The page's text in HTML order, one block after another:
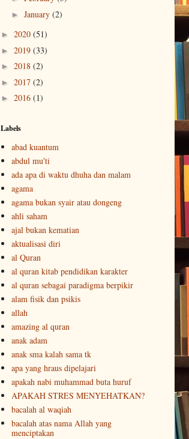
► January (2)
► 2020 (51)
► 2019 (33)
► 2018 (2)
► 2017 (2)
► 2016 (1)
Labels
abad kuantum
abdul mu'ti
ada apa di waktu dhuha dan malam
agama
agama bukan syair atau dongeng
ahli saham
ajal bukan kematian
aktualisasi diri
al Quran
al quran kitab pendidikan karakter
al quran sebagai paradigma berpikir
alam fisik dan psikis
allah
amazing al quran
anak adam
anak sma kalah sama tk
apa yang hraus dipelajari
apakah nabi muhammad buta huruf
APAKAH STRES MENYEHATKAN?
bacalah al waqiah
bacalah atas nama Allah yang
menciptakan